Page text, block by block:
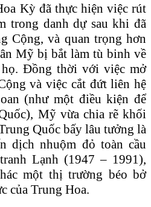
Kỳ đã thực hiện việc rút
trong danh dự sau khi đã
Cộng, và quan trọng hơn
Mỹ bị bắt làm tù binh về
Đồng thời với việc mở
và việc cắt đứt liên hệ
(như một điều kiện để
Mỹ vừa chia rẽ khối
Quốc bấy lâu tưởng là
dịch nhuộm đỏ toàn cầu
Lạnh (1947 – 1991),
một thị trường béo bở
của Trung Hoa.